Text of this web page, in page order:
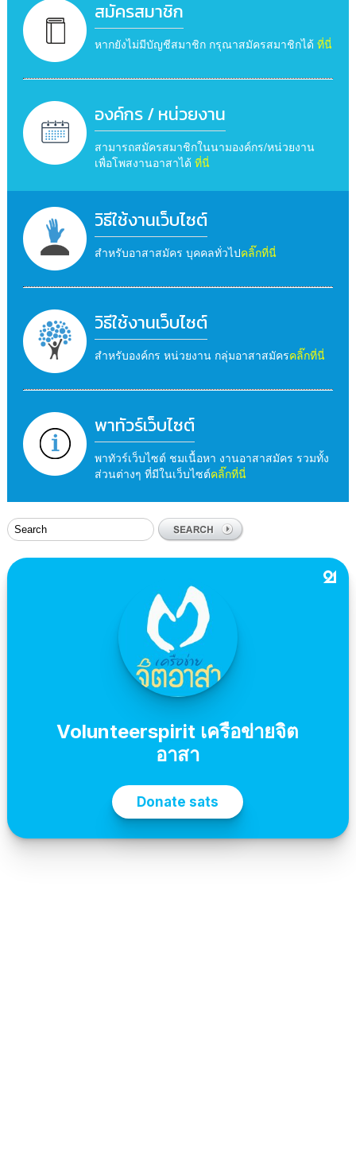
สมัครสมาชิก
หากยังไม่มีบัญชีสมาชิก กรุณาสมัครสมาชิกได้ ที่นี่
องค์กร / หน่วยงาน
สามารถสมัครสมาชิกในนามองค์กร/หน่วยงาน
เพื่อโพสงานอาสาได้ ที่นี่
วิธีใช้งานเว็บไซต์
สำหรับอาสาสมัคร บุคคลทั่วไปคลิ๊กที่นี่
วิธีใช้งานเว็บไซต์
สำหรับองค์กร หน่วยงาน กลุ่มอาสาสมัครคลิ๊กที่นี่
พาทัวร์เว็บไซต์
พาทัวร์เว็บไซต์ ชมเนื้อหา งานอาสาสมัคร รวมทั้ง
ส่วนต่างๆ ที่มีในเว็บไซต์คลิ๊กที่นี่